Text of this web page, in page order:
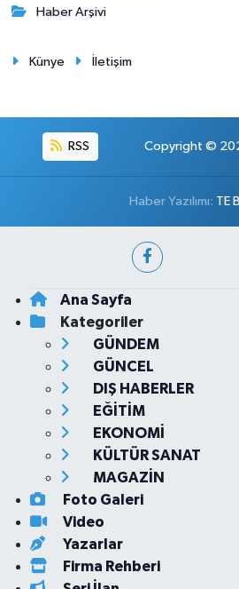
Haber Arşivi
Künye İletişim
RSS Copyright ©
Haber Yazılımı: TE
Ana Sayfa
Kategoriler
GÜNDEM
GÜNCEL
DIŞ HABERLER
EĞİTİM
EKONOMİ
KÜLTÜR SANAT
MAGAZİN
Foto Galeri
Video
Yazarlar
Firma Rehberi